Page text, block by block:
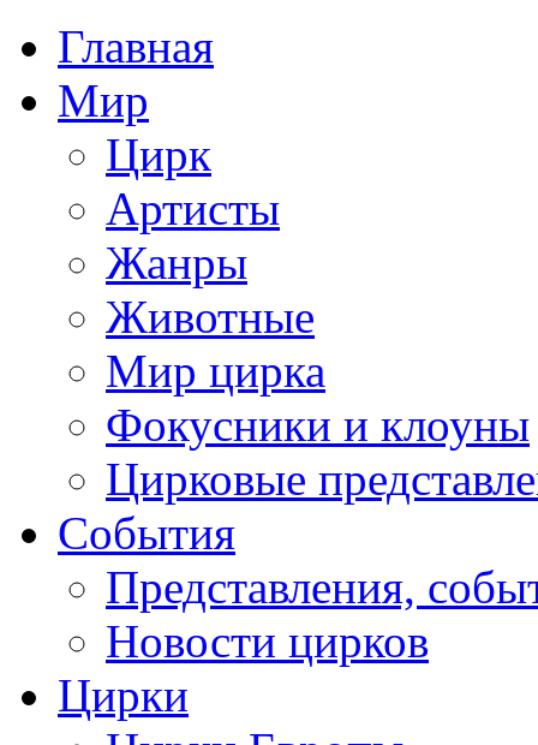
Главная
Мир
Цирк
Артисты
Жанры
Животные
Мир цирка
Фокусники и клоуны
Цирковые
События
Представления,
Новости цирков
Цирки